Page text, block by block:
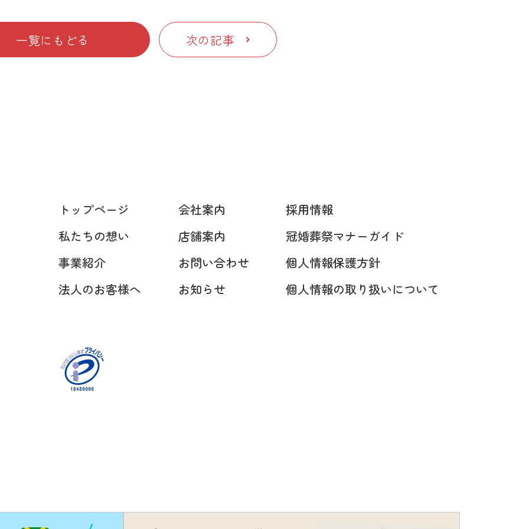
一覧にもどる 次の記事
トップページ
私たちの想い
事業紹介
法人のお客様へ
会社案内
店舗案内
お問い合わせ
お知らせ
採用情報
冠婚葬祭マナーガイド
個人情報保護方針
個人情報の取り扱いについて